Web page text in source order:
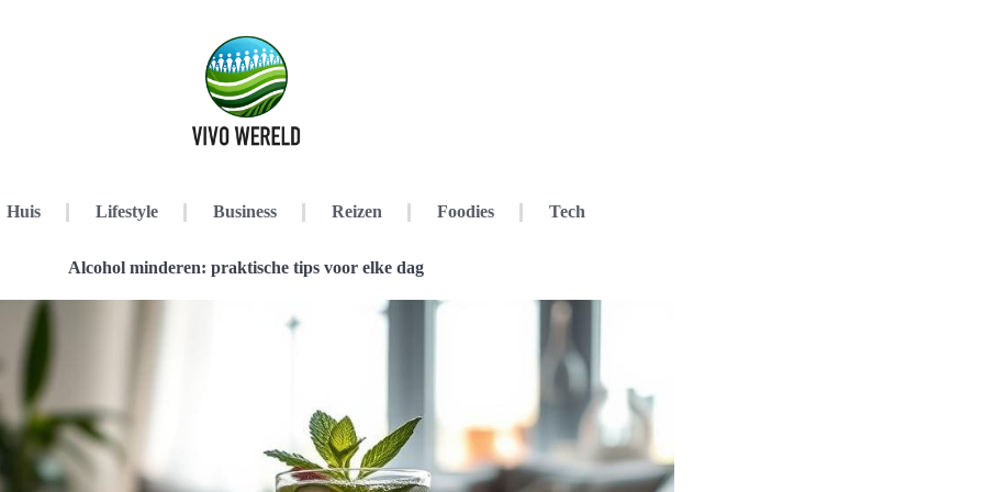
Huis Lifestyle Business Reizen Foodies Tech
Alcohol minderen: praktische tips voor elke dag